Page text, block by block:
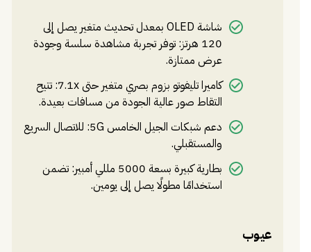
العكسي. يعمل الهاتف بنظام تشغيل أندرويد 14، ويتميز بتصميم
مدمج في الجانب. يتوفر الجهاز بألوان الأسود، الفضي البلاتيني،
الأخضر الكاكي، والأحمر القرمزي
شاشة OLED بمعدل تحديث متغير يصل إلى
120 هرتز: توفر تجربة مشاهدة سلسة وجودة
عرض ممتازة.
كاميرا تليفوتو بزوم بصري متغير حتى 7.1x: تتيح
التقاط صور عالية الجودة من مسافات بعيدة.
دعم شبكات الجيل الخامس 5G: للاتصال السريع
والمستقبلي.
بطارية كبيرة بسعة 5000 مللي أمبير: تضمن
استخدامًا مطولًا يصل إلى يومين.
عيوب